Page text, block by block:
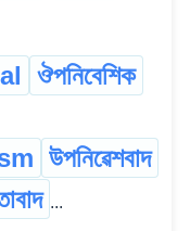
ঔপনিবেশিক
উপনিৱেশবাদ
...